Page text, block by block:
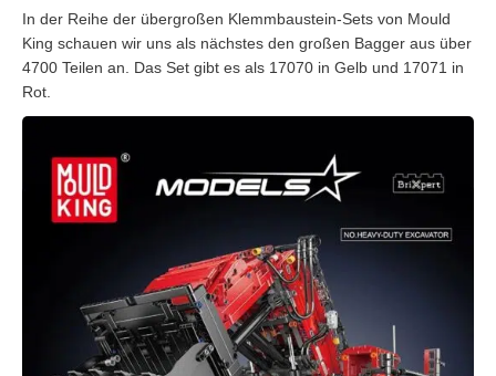
In der Reihe der übergroßen Klemmbaustein-Sets von Mould
King schauen wir uns als nächstes den großen Bagger aus über
4700 Teilen an. Das Set gibt es als 17070 in Gelb und 17071 in
Rot.